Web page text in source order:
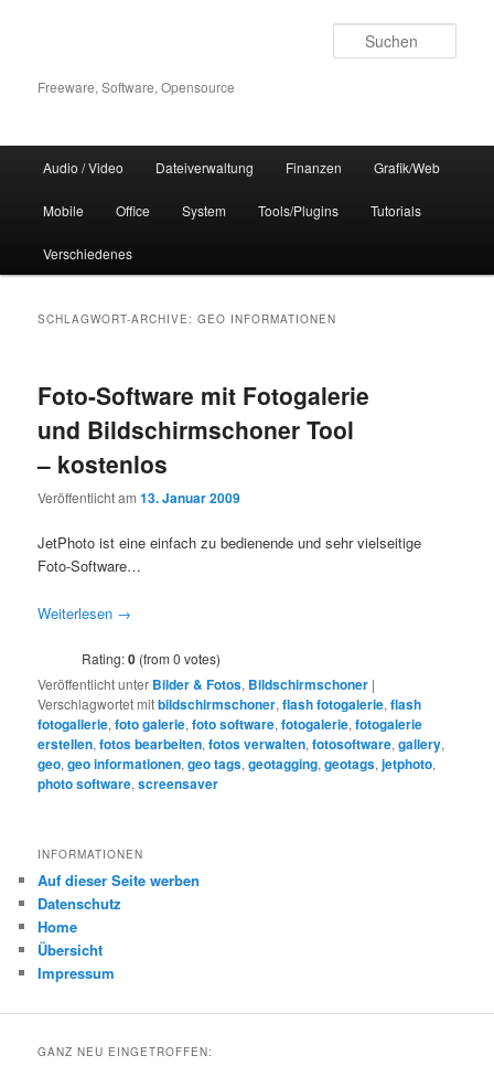
wechselnFreeware, Software, Opensource
Audio / Video Dateiverwaltung Finanzen Grafik/Web
Mobile Office System Tools/Plugins Tutorials
Verschiedenes
SCHLAGWORT-ARCHIVE:GEO INFORMATIONEN
Foto-Software mit Fotogalerie
und Bildschirmschoner Tool
– kostenlos
Veröffentlicht am13. Januar 2009
JetPhoto ist eine einfach zu bedienende und sehr vielseitige
Foto-Software…
Weiterlesen →
Rating:0 (from 0 votes)
Veröffentlicht unter Bilder & Fotos, Bildschirmschoner |
Verschlagwortet mitbildschirmschoner,flash fotogalerie,flash
fotogallerie,foto galerie,foto software,fotogalerie,fotogalerie
erstellen,fotos bearbeiten,fotos verwalten,fotosoftware,gallery,
geo,geo informationen,geo tags,geotagging,geotags,jetphoto,
photo software,screensaver
INFORMATIONEN
Auf dieser Seite werben
Datenschutz
Home
Übersicht
Impressum
GANZ NEU EINGETROFFEN: